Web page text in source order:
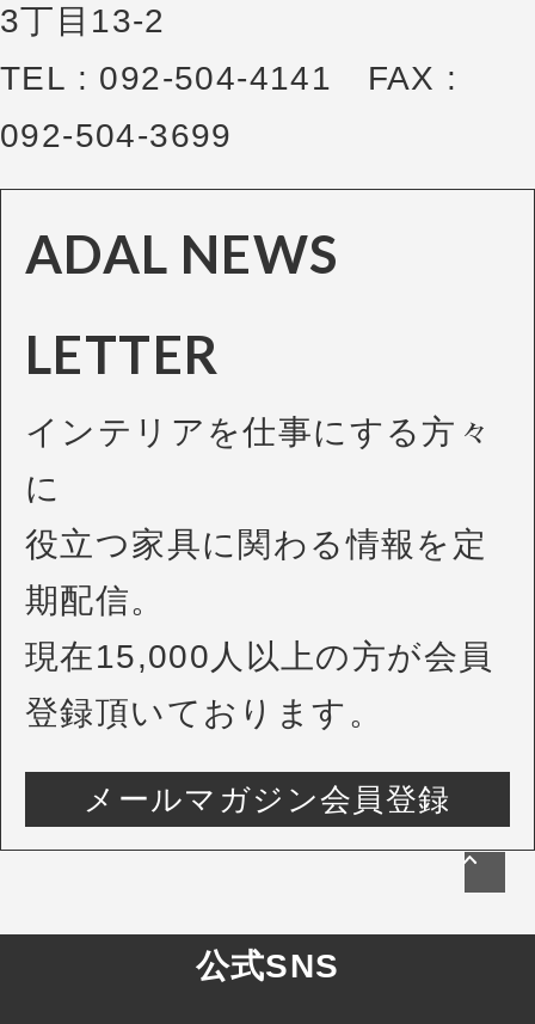
3丁目13-2
TEL : 092-504-4141 FAX :
092-504-3699
ADAL NEWS
LETTER
インテリアを仕事にする方々
に
役立つ家具に関わる情報を定
期配信。
現在15,000人以上の方が会員
登録頂いております。
メールマガジン会員登録
公式SNS